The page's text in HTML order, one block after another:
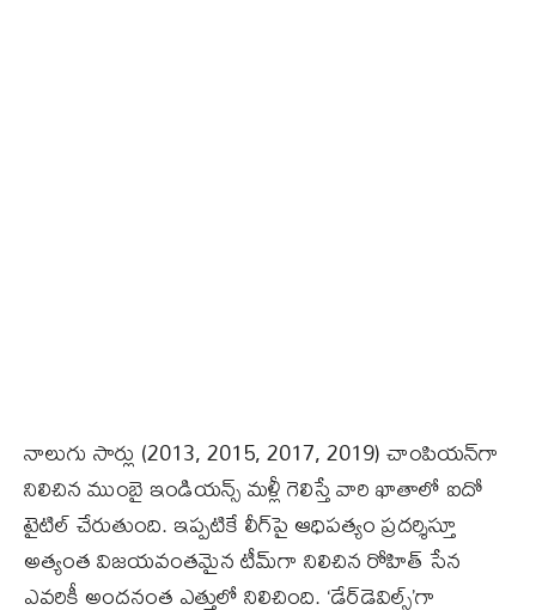
నాలుగు సార్లు (2013, 2015, 2017, 2019) చాంపియన్‌గా
నిలిచిన ముంబై ఇండియన్స్‌ మళ్లీ గెలిస్తే వారి ఖాతాలో ఐదో
టైటిల్‌ చేరుతుంది. ఇప్పటికే లీగ్‌పై ఆధిపత్యం ప్రదర్శిస్తూ
అత్యంత విజయవంతమైన టీమ్‌గా నిలిచిన రోహిత్‌ సేన
ఎవరికీ అందనంత ఎత్తులో నిలిచింది. ‘డేర్‌డెవిల్స్‌’గా